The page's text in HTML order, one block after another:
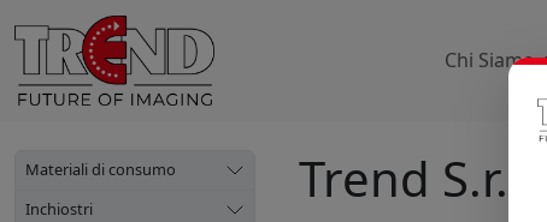
Chi Siamo
Materiali di consumo
Inchiostri
Trend S.r.l.